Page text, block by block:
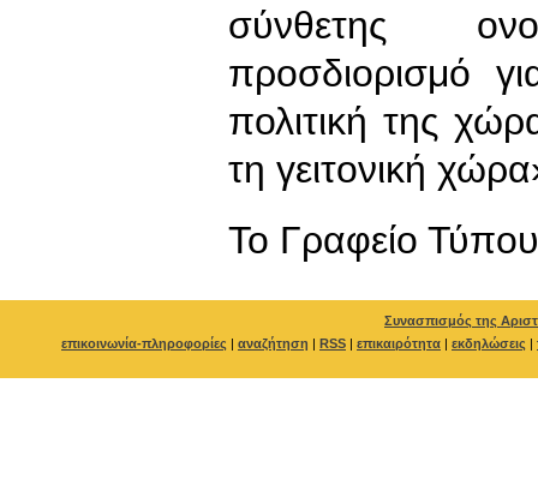
σύνθετης
προσδιορισμό
πολιτική της
τη γειτονική
To Γραφείο Τύπου
Συνασπισμός της
επικοινωνία-πληροφορίες | αναζήτηση | RSS | επικαιρότητα | εκδηλώσεις |